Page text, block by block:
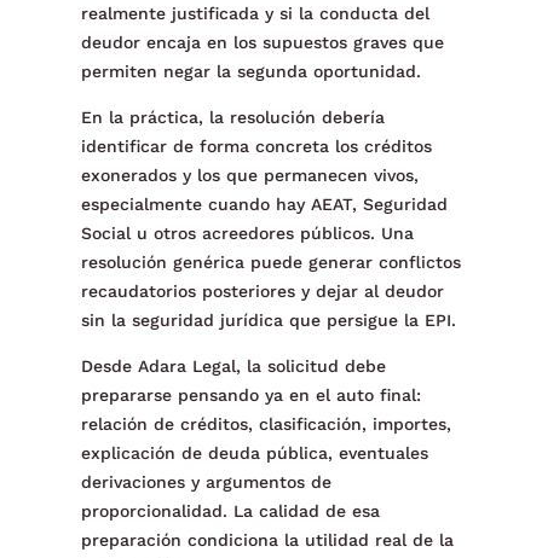
realmente justificada y si la conducta del
deudor encaja en los supuestos graves que
permiten negar la segunda oportunidad.
En la práctica, la resolución debería
identificar de forma concreta los créditos
exonerados y los que permanecen vivos,
especialmente cuando hay AEAT, Seguridad
Social u otros acreedores públicos. Una
resolución genérica puede generar conflictos
recaudatorios posteriores y dejar al deudor
sin la seguridad jurídica que persigue la EPI.
Desde Adara Legal, la solicitud debe
prepararse pensando ya en el auto final:
relación de créditos, clasificación, importes,
explicación de deuda pública, eventuales
derivaciones y argumentos de
proporcionalidad. La calidad de esa
preparación condiciona la utilidad real de la